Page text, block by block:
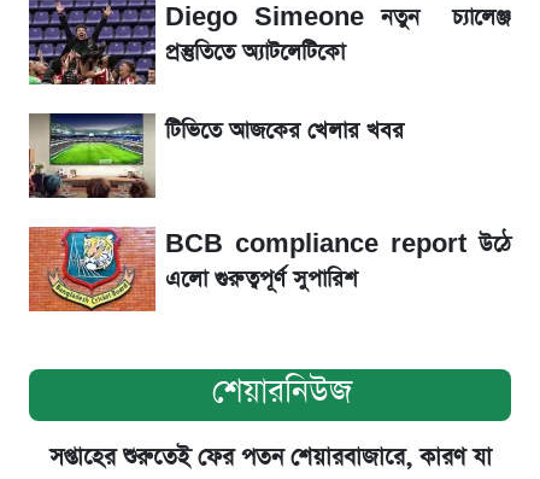
টিভিতে আজকের খেলা (৭ আগস্ট)
সৌদিতে বাংলাদেশিদের আকামা নবায়নে বদলে গেল
নিয়ম
Diego Simeone নতুন চ্যালেঞ্জ
প্রস্তুতিতে অ্যাটলেটিকো
টিভিতে আজকের খেলার খবর
BCB compliance report উঠে
এলো গুরুত্বপূর্ণ সুপারিশ
শেয়ারনিউজ
সপ্তাহের শুরুতেই ফের পতন শেয়ারবাজারে, কারণ যা